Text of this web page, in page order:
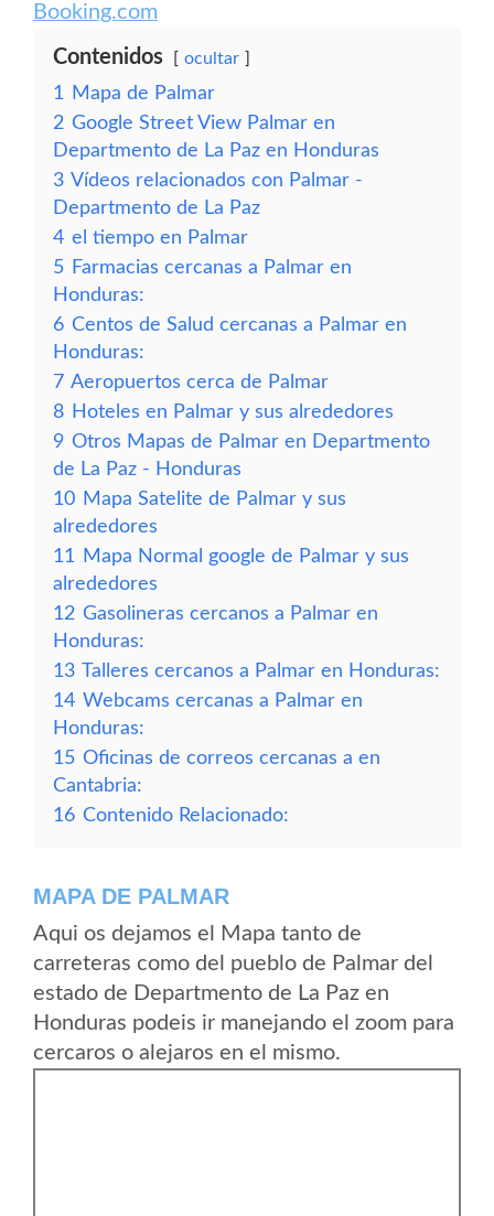
Booking.com
Contenidos ocultar
1
Mapa de Palmar
2 Google Street View Palmar en
Departmento de La Paz en Honduras
3 Vídeos relacionados con Palmar -
Departmento de La Paz
4 el tiempo en Palmar
5 Farmacias cercanas a Palmar en
Honduras:
6 Centos de Salud cercanas a Palmar en
Honduras:
7 Aeropuertos cerca de Palmar
8 Hoteles en Palmar y sus alrededores
9 Otros Mapas de Palmar en Departmento
de La Paz - Honduras
10 Mapa Satelite de Palmar y sus
alrededores
11
Mapa Normal google de Palmar y sus
alrededores
12 Gasolineras cercanos a Palmar en
Honduras:
13 Talleres cercanos a Palmar en Honduras:
14 Webcams cercanas a Palmar en
Honduras:
15 Oficinas de correos cercanas a en
Cantabria:
16 Contenido Relacionado:
MAPA DE PALMAR
Aqui os dejamos el Mapa tanto de
carreteras como del pueblo de Palmar del
estado de Departmento de La Paz en
Honduras podeis ir manejando el zoom para
cercaros o alejaros en el mismo.